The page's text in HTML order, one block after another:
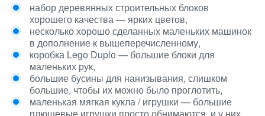
набор деревянных строительных блоков
хорошего качества — ярких цветов,
несколько хорошо сделанных маленьких машинок
в дополнение к вышеперечисленному,
коробка Lego Duplo — большие блоки для
маленьких рук,
большие бусины для нанизывания, слишком
большие, чтобы их можно было проглотить,
маленькая мягкая кукла / игрушки — большие